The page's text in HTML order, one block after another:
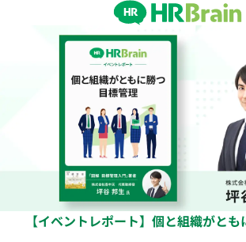
【イベントレポート】個と組織がと